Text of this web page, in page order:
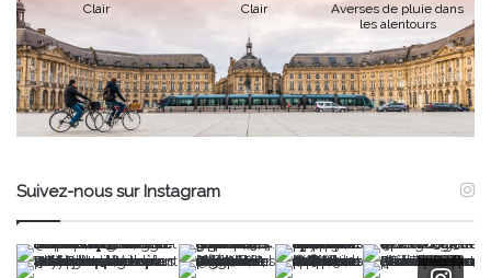
Clair
Clair
Averses de pluie dans
les alentours
Suivez-nous sur Instagram